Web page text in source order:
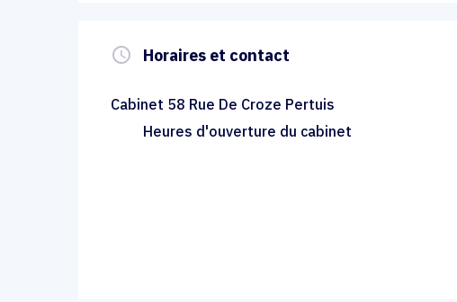
query_builder Horaires et contact
Cabinet 58 Rue De Croze Pertuis
Heures d'ouverture du cabinet